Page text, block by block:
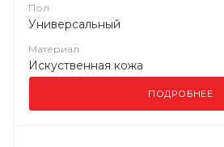
Пол
Универсальный
Материал
Искуственная кожа
ПОДРОБНЕЕ